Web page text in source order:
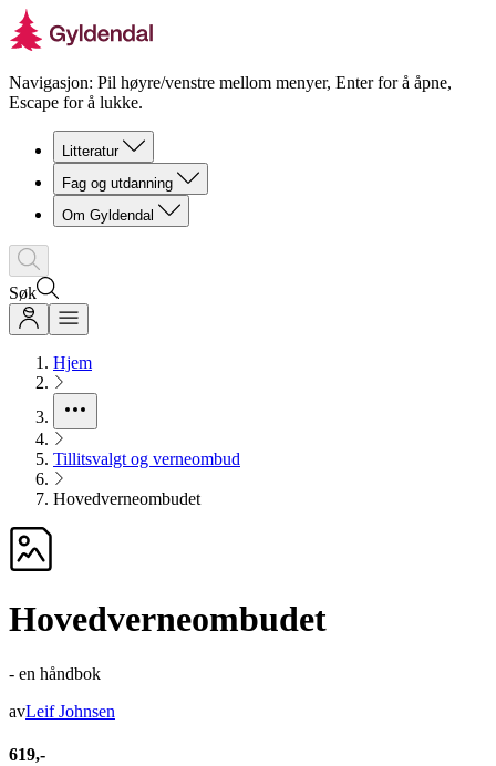
Navigasjon: Pil høyre/venstre mellom menyer, Enter for å åpne,
Escape for å lukke.
Litteratur
Fag og utdanning
Om Gyldendal
Søk
Hjem
Tillitsvalgt og verneombud
Hovedverneombudet
Hovedverneombudet
- en håndbok
avLeif Johnsen
619,-